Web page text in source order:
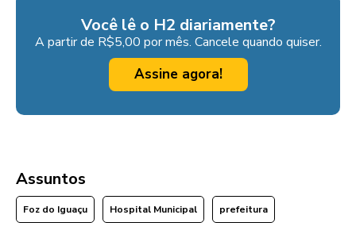
Você lê o H2 diariamente?
A partir de R$5,00 por mês. Cancele quando quiser.
Assine agora!
Assuntos
Foz do Iguaçu Hospital Municipal prefeitura